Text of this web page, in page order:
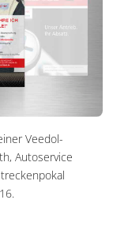
Veedol-
Autoservice